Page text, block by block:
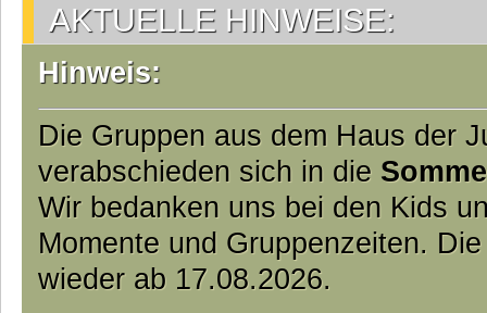
AKTUELLE HINWEISE:
Hinweis:
Die Gruppen aus dem Haus der
verabschieden sich in die
Wir bedanken uns bei den Kids
Momente und Gruppenzeiten.
wieder ab 17.08.2026.